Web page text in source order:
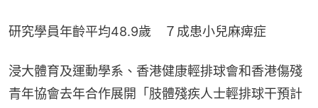
研究學員年齡平均48.9歲　７成患小兒麻痺症
浸大體育及運動學系、香港健康輕排球會和香港傷殘
青年協會去年合作展開「肢體殘疾人士輕排球干預計